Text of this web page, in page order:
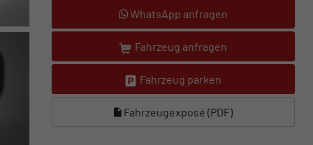
WhatsApp anfragen
Fahrzeug anfragen
Fahrzeug parken
Fahrzeugexposé (PDF)